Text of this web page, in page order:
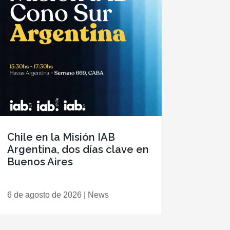
Chile en la Misión IAB
Argentina, dos días clave en
Buenos Aires
6 de agosto de 2026 News